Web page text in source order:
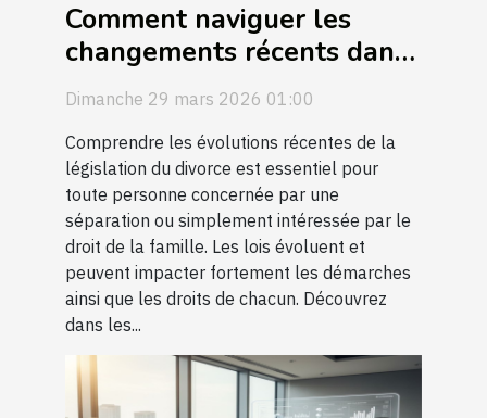
Comment naviguer les
changements récents dans
la législation du divorce ?
Dimanche 29 mars 2026 01:00
Comprendre les évolutions récentes de la
législation du divorce est essentiel pour
toute personne concernée par une
séparation ou simplement intéressée par le
droit de la famille. Les lois évoluent et
peuvent impacter fortement les démarches
ainsi que les droits de chacun. Découvrez
dans les...